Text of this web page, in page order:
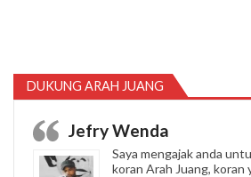
DUKUNG ARAH JUANG
Jefry Wenda
Saya mengajak anda
koran Arah Juang,